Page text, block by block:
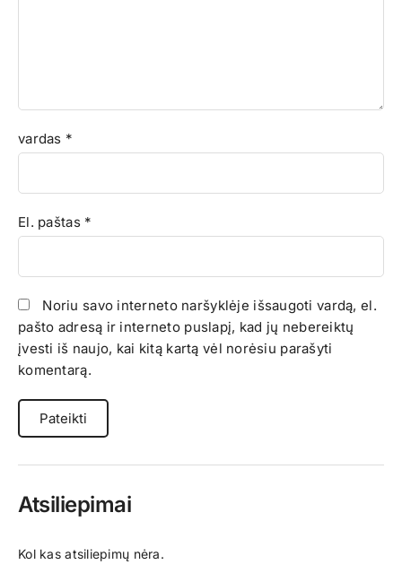
vardas *
El. paštas *
Noriu savo interneto naršyklėje išsaugoti vardą, el.
pašto adresą ir interneto puslapį, kad jų nebereiktų
įvesti iš naujo, kai kitą kartą vėl norėsiu parašyti
komentarą.
Atsiliepimai
Kol kas atsiliepimų nėra.